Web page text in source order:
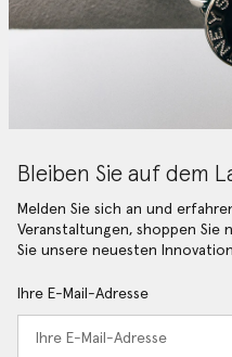
Bleiben Sie auf dem
Melden Sie sich an und
Veranstaltungen, shoppen Sie
Sie unsere neuesten
Ihre E-Mail-Adresse